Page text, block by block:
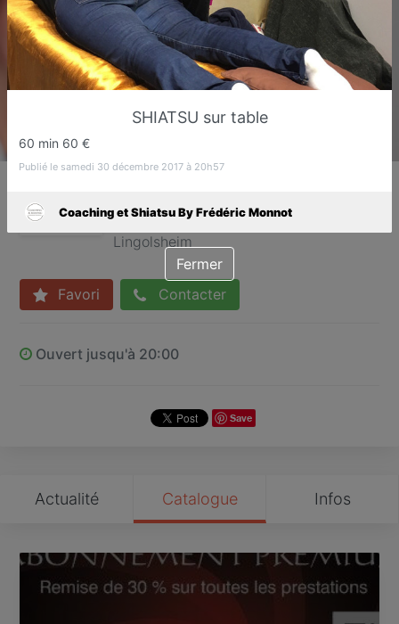
Coaching et Shiatsu
Lingolsheim
Favori Contacter
Ouvert jusqu'à 20:00
Save
Actualité Catalogue Infos
SHIATSU sur table
60 min 60 €
Publié le samedi 30 décembre 2017 à 20h57
Coaching et Shiatsu By Frédéric Monnot
Fermer